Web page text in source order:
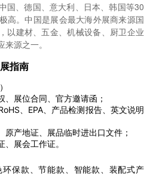
国、德国、意大利、日本、韩国等30
高。中国是展会最大海外展商来源国
以建材、五金、机械设备、厨卫企业
源之一。
指南
展位合同、官方邀请函；
、EPA、产品检测报告、英文说明
产地证、展品临时进出口文件；
展会工作证。
保款、节能款、智能款、装配式产